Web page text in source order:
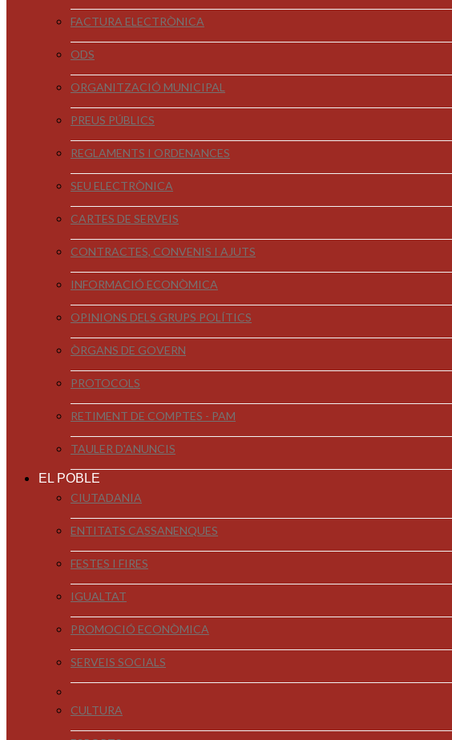
FACTURA ELECTRÒNICA
ODS
ORGANITZACIÓ MUNICIPAL
PREUS PÚBLICS
REGLAMENTS I ORDENANCES
SEU ELECTRÒNICA
CARTES DE SERVEIS
CONTRACTES, CONVENIS I AJUTS
INFORMACIÓ ECONÒMICA
OPINIONS DELS GRUPS POLÍTICS
ÒRGANS DE GOVERN
PROTOCOLS
RETIMENT DE COMPTES - PAM
TAULER D'ANUNCIS
EL POBLE
CIUTADANIA
ENTITATS CASSANENQUES
FESTES I FIRES
IGUALTAT
PROMOCIÓ ECONÒMICA
SERVEIS SOCIALS
CULTURA